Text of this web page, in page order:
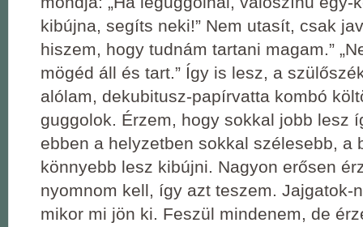
kibújna, segíts neki!” Nem utasít, csak
hiszem, hogy tudnám tartani magam.”
mögéd áll és tart.” Így is lesz, a
alólam, dekubitusz-papírvatta kombó
guggolok. Érzem, hogy sokkal jobb lesz
ebben a helyzetben sokkal szélesebb, a
könnyebb lesz kibújni. Nagyon erősen
nyomnom kell, így azt teszem. Jajgatok-
mikor mi jön ki. Feszül mindenem, de